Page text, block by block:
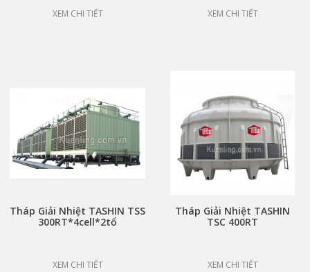
XEM CHI TIẾT XEM CHI TIẾT
Tháp Giải Nhiệt TASHIN TSS
300RT*4cell*2tổ
XEM CHI TIẾT
Tháp Giải Nhiệt TASHIN
TSC 400RT
XEM CHI TIẾT